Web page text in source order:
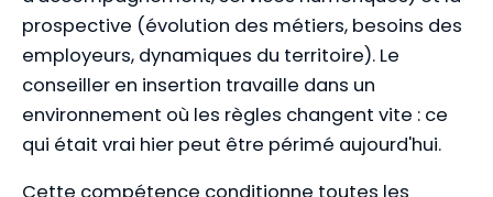
prospective (évolution des métiers, besoins des
employeurs, dynamiques du territoire). Le
conseiller en insertion travaille dans un
environnement où les règles changent vite : ce
qui était vrai hier peut être périmé aujourd'hui.